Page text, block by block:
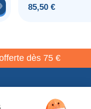
Voir le produit
Prix
85,50 €
dès 75 €